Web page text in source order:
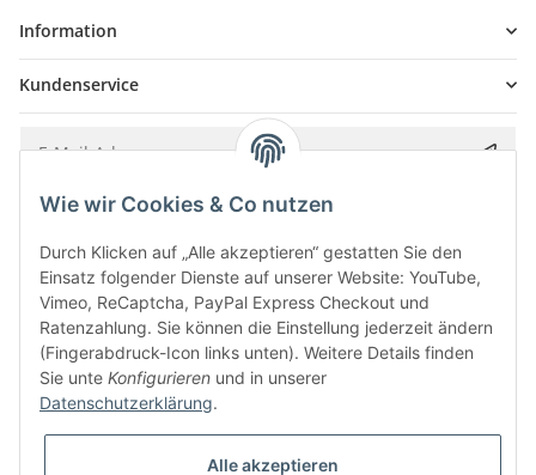
Information
Kundenservice
Bitte senden Sie mir entsprechend IhrerDatenschutzerklärung
* Alle Preise inkl. gesetzlicher USt., zzgl.
Wie wir Cookies & Co nutzen
Durch Klicken auf „Alle akzeptieren“ gestatten Sie den
Einsatz folgender Dienste auf unserer Website: YouTube,
Vimeo, ReCaptcha, PayPal Express Checkout und
Ratenzahlung. Sie können die Einstellung jederzeit ändern
(Fingerabdruck-Icon links unten). Weitere Details finden
Sie unte Konfigurieren und in unserer
Datenschutzerklärung.
Alle akzeptieren